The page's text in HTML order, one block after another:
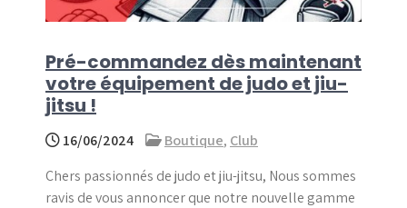
Pré-commandez dès maintenant
votre équipement de judo et jiu-
jitsu !
16/06/2024 Boutique, Club
Chers passionnés de judo et jiu-jitsu, Nous sommes
ravis de vous annoncer que notre nouvelle gamme